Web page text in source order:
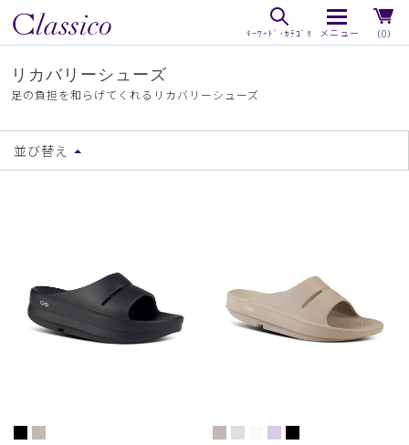
（0）
リカバリーシューズ
足の負担を和らげてくれるリカバリーシューズ
並び替え